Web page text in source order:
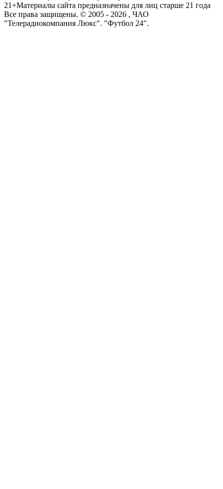
21+Материалы сайта предназначены для лиц старше 21 года
Все права защищены. © 2005 - 2026 , ЧАО
"Телерадиокомпания Люкс". "Футбол 24".